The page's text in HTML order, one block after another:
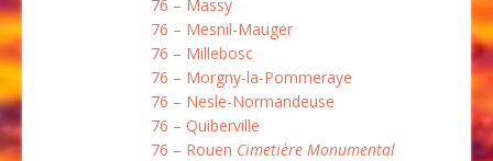
76 – Massy
76 – Mesnil-Mauger
76 – Millebosc
76 – Morgny-la-Pommeraye
76 – Nesle-Normandeuse
76 – Quiberville
76 – Rouen Cimetière Monumental